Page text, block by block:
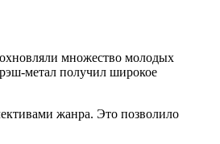
множество молодых
метал получил широкое
жанра. Это позволило